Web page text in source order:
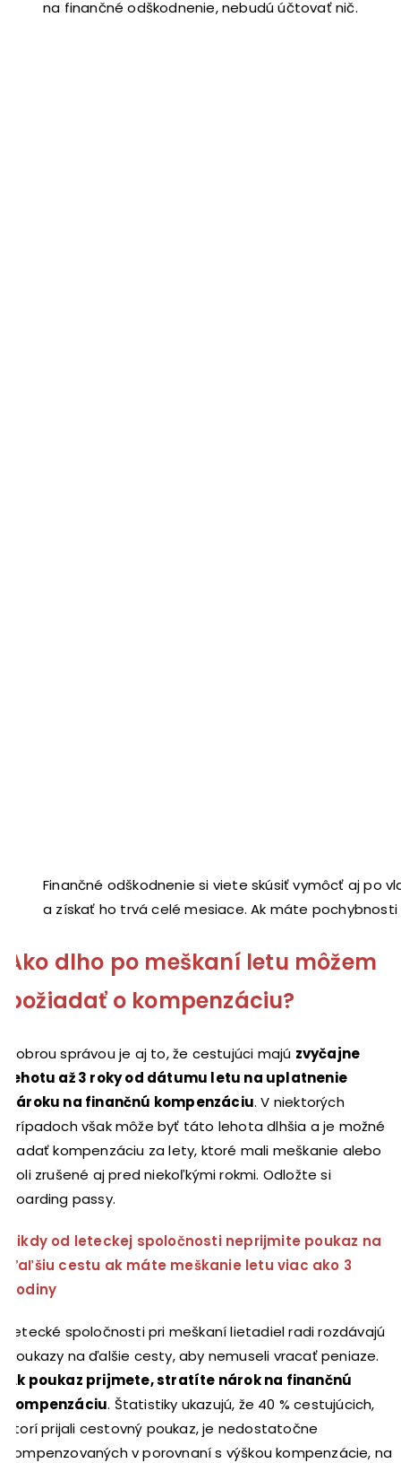
na finančné odškodnenie, nebudú účtovať nič.
Finančné odškodnenie si viete skúsiť vymôcť aj po
a získať ho trvá celé mesiace. Ak máte
Ako dlho po meškaní letu môžem
požiadať o kompenzáciu?
Dobrou správou je aj to, že cestujúci majú zvyčajne
lehotu až 3 roky od dátumu letu na uplatnenie
nároku na finančnú kompenzáciu. V niektorých
prípadoch však môže byť táto lehota dlhšia a je možné
žiadať kompenzáciu za lety, ktoré mali meškanie alebo
boli zrušené aj pred niekoľkými rokmi. Odložte si
boarding passy.
Nikdy od leteckej spoločnosti neprijmite poukaz na
ďaľšiu cestu ak máte meškanie letu viac ako 3
hodiny
Letecké spoločnosti pri meškaní lietadiel radi rozdávajú
poukazy na ďalšie cesty, aby nemuseli vracať peniaze.
Ak poukaz prijmete, stratíte nárok na finančnú
kompenzáciu. Štatistiky ukazujú, že 40 % cestujúcich,
ktorí prijali cestovný poukaz, je nedostatočne
kompenzovaných v porovnaní s výškou kompenzácie, na